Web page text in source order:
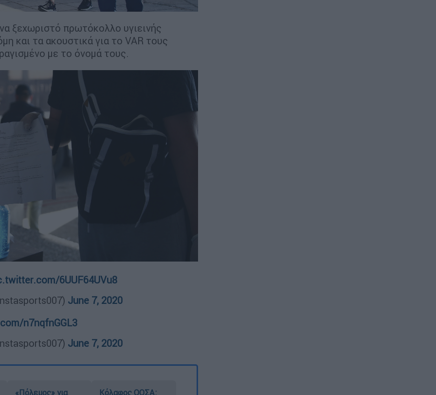
ξεχωριστό πρωτόκολλο υγιεινής
και τα ακουστικά για το VAR τους
με το όνομά τους.
6UUF64UVu8
June 7, 2020
n7nqfnGGL3
June 7, 2020
«Πόλεμος» για Κόλαφος ΟΟΣΑ: